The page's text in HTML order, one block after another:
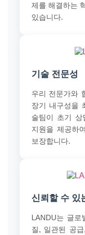
제를 해결하는
있습니다.
기술 전문성
우리 전문가와
장기 내구성을
술팀이 초기 상
지원을 제공하
보장합니다.
신뢰할 수 있
LANDU는 글로
질, 일관된 공